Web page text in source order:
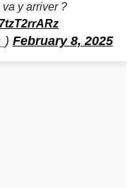
va y arriver ?
February 8, 2025